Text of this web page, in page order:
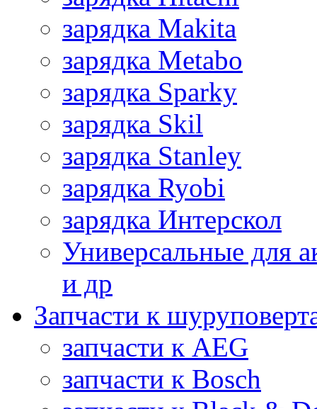
зарядка Makita
зарядка Metabo
зарядка Sparky
зарядка Skil
зарядка Stanley
зарядка Ryobi
зарядка Интерскол
Универсальные для
и др
Запчасти к
запчасти к AEG
запчасти к Bosch